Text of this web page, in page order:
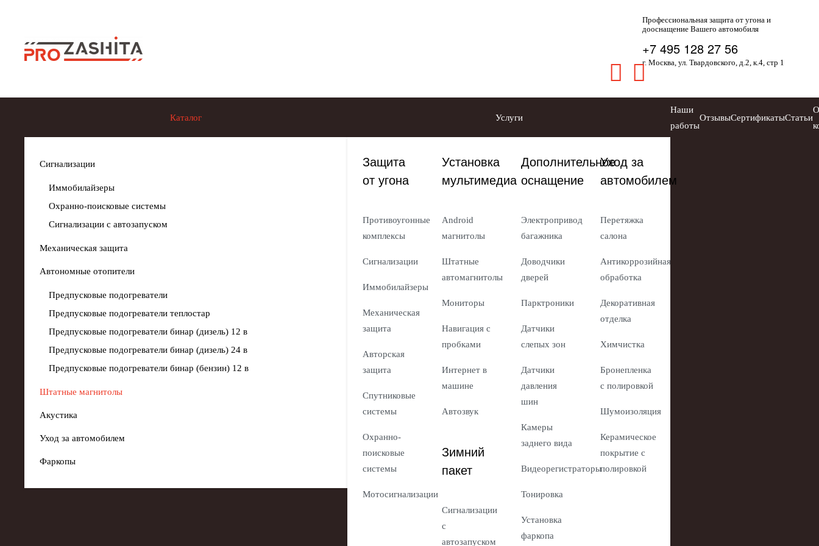
Профессиональная защита от угона и
дооснащение Вашего автомобиля
+7 495 128 27 56
г. Москва, ул. Твардовского, д.2, к.4, стр 1
Каталог
Сигнализации
Иммобилайзеры
Охранно-поисковые системы
Сигнализации с автозапуском
Механическая защита
Автономные отопители
Предпусковые подогреватели
Предпусковые подогреватели теплостар
Предпусковые подогреватели бинар (дизель) 12 в
Предпусковые подогреватели бинар (дизель) 24 в
Предпусковые подогреватели бинар (бензин) 12 в
Штатные магнитолы
Акустика
Уход за автомобилем
Фаркопы
Услуги
Защита
от угона
Противоугонные
комплексы
Сигнализации
Иммобилайзеры
Механическая
защита
Авторская
защита
Спутниковые
системы
Охранно-
поисковые
системы
Мотосигнализации
Установка
мультимедиа
Android
магнитолы
Штатные
автомагнитолы
Мониторы
Навигация с
пробками
Интернет в
машине
Автозвук
Зимний
пакет
Сигнализации
с
автозапуском
Дополнительное
оснащение
Электропривод
багажника
Доводчики
дверей
Парктроники
Датчики
слепых зон
Датчики
давления
шин
Камеры
заднего вида
Видеорегистраторы
Тонировка
Установка
фаркопа
Уход за
автомобилем
Перетяжка
салона
Антикоррозийная
обработка
Декоративная
отделка
Химчистка
Бронепленка
с полировкой
Шумоизоляция
Керамическое
покрытие с
полировкой
Наши
работы
ОтзывыСертификатыСтатьи
О